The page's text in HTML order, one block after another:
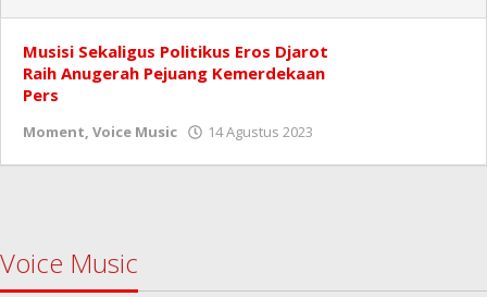
Musisi Sekaligus Politikus Eros Djarot
Raih Anugerah Pejuang Kemerdekaan
Pers
Moment, Voice Music 14 Agustus 2023
Voice Music